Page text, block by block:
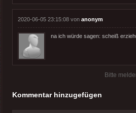
2020-06-05 23:15:08 von anonym
na ich würde sagen: scheiß
Bitte
Kommentar hinzugefügen